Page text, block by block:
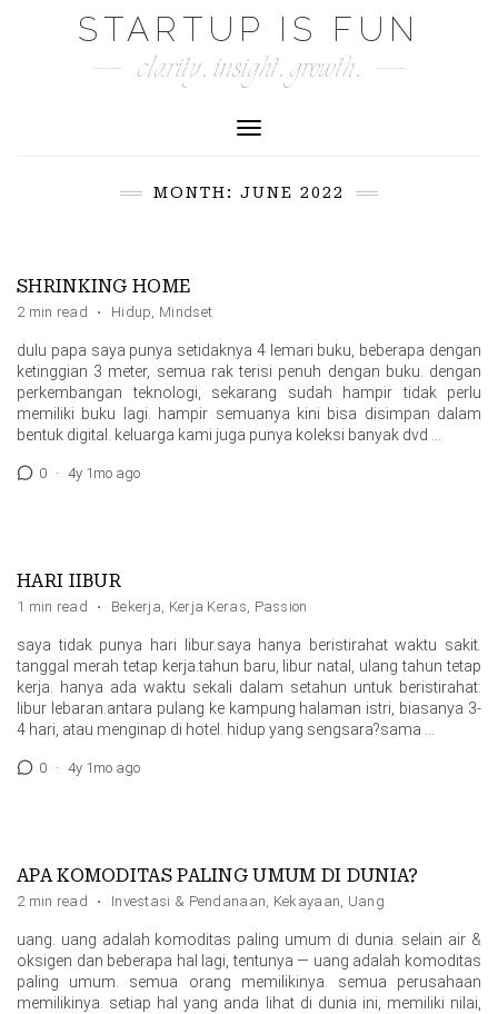
STARTUP IS FUN
clarity. insight. growth.
Toggle Navigation
MONTH: JUNE 2022
SHRINKING HOME
2 min read · Hidup, Mindset
dulu papa saya punya setidaknya 4 lemari buku, beberapa dengan
ketinggian 3 meter, semua rak terisi penuh dengan buku. dengan
perkembangan teknologi, sekarang sudah hampir tidak perlu
memiliki buku lagi. hampir semuanya kini bisa disimpan dalam
bentuk digital. keluarga kami juga punya koleksi banyak dvd …
0 · 4y 1mo ago
HARI IIBUR
1 min read · Bekerja, Kerja Keras, Passion
saya tidak punya hari Iibur.saya hanya beristirahat waktu sakit.
tanggal merah tetap kerja.tahun baru, Iibur natal, ulang tahun tetap
kerja. hanya ada waktu sekali dalam setahun untuk beristirahat:
Iibur lebaran.antara pulang ke kampung halaman istri, biasanya 3-
4 hari, atau menginap di hotel. hidup yang sengsara?sama …
0 · 4y 1mo ago
APA KOMODITAS PALING UMUM DI DUNIA?
2 min read · Investasi & Pendanaan, Kekayaan, Uang
uang. uang adalah komoditas paling umum di dunia. selain air &
oksigen dan beberapa hal lagi, tentunya — uang adalah komoditas
paling umum. semua orang memilikinya. semua perusahaan
memilikinya. setiap hal yang anda lihat di dunia ini, memiliki nilai,